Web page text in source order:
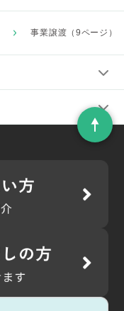
事業譲渡（9ページ）